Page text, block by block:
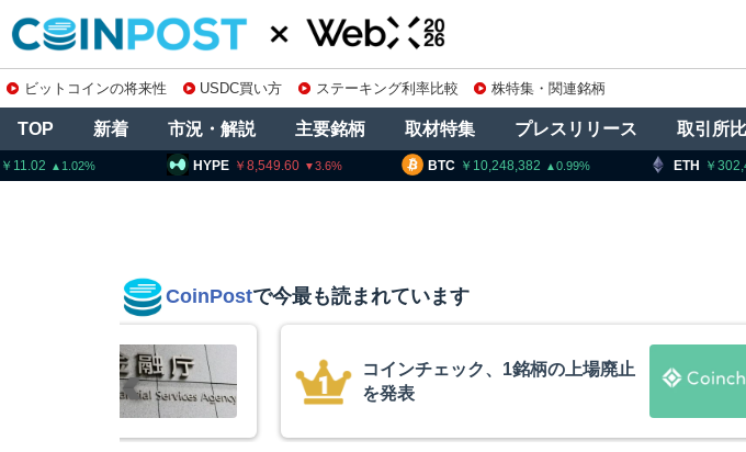
ビットコインの将来性 USDC買い方 ステーキング利率比較 株特集・関連銘柄
TOP 新着 市況・解説 主要銘柄 取材特集 プレスリリース 取引所
BTC 10,248,382 ETH 302,435.0
HYPE 8,549.60
CoinPostで今最も読まれています
米クラリティー法案、上院採決が9
月まで延期＝報道